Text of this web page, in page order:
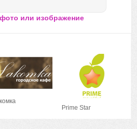
или изображение
Prime Star